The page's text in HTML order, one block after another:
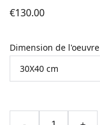
€130.00
Dimension de l'oeuvre